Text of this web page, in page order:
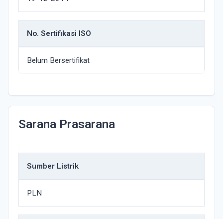
No. Sertifikasi ISO
Belum Bersertifikat
Sarana Prasarana
Sumber Listrik
PLN